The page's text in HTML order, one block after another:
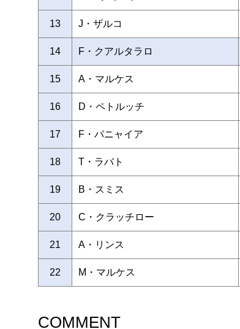
13 J・ザルコ
14 F・クアルタラロ
15 A・マルケス
16 D・ペトルッチ
17 F・バニャイア
18 T・ラバト
19 B・スミス
20 C・クラッチロー
21 A・リンス
22 M・マルケス
COMMENT